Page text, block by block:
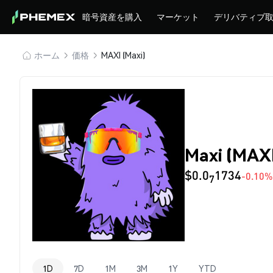
暗号資産を購入 マーケット デリバティブ
ホーム 価格 MAXI (Maxi)
Maxi
$0.071734-0.10%
1D 7D 1M 3M 1Y YTD